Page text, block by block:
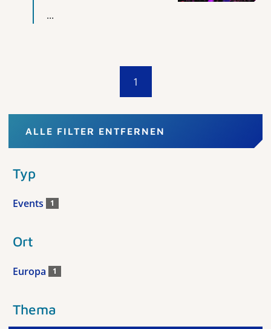
...
1
ALLE FILTER ENTFERNEN
Typ
Events 1
Ort
Europa 1
Thema